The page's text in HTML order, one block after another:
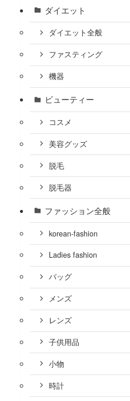
ダイエット
ダイエット全般
ファスティング
機器
ビューティー
コスメ
美容グッズ
脱毛
脱毛器
ファッション全般
korean-fashion
Ladies fashion
バッグ
メンズ
レンズ
子供用品
小物
時計